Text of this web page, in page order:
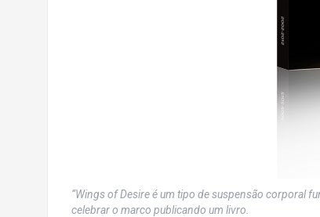
“Wings of Desire é um tipo de suspensão corporal
celebrar o marco publicando um livro.